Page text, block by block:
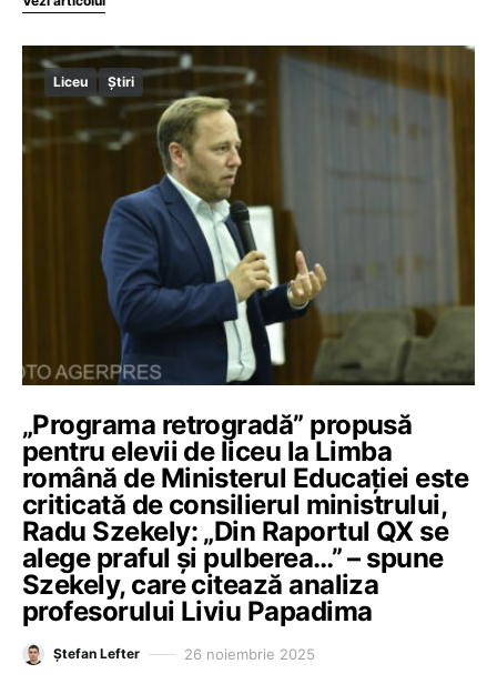
Liceu Știri
„Programa retrogradă” propusă
pentru elevii de liceu la Limba
română de Ministerul Educației este
criticată de consilierul ministrului,
Radu Szekely: „Din Raportul QX se
alege praful și pulberea…” – spune
Szekely, care citează analiza
profesorului Liviu Papadima
Ștefan Lefter 26 noiembrie 2025